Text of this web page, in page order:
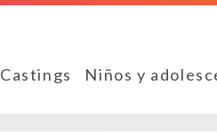
Castings Niños y